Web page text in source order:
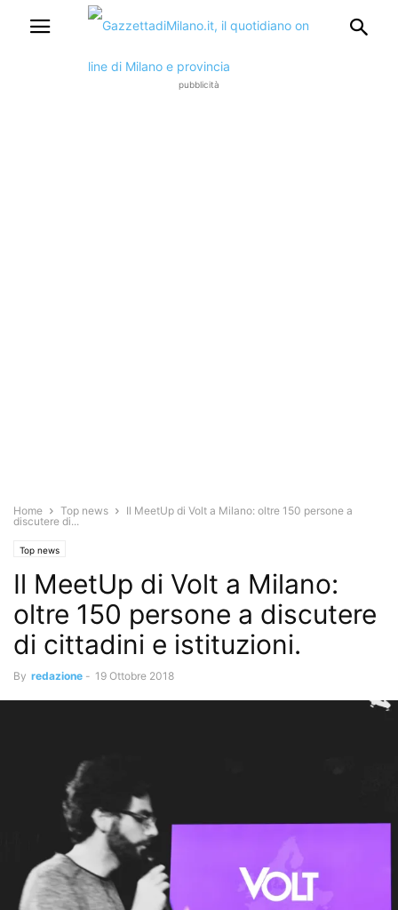
pubblicità
Home Top news
Il MeetUp di Volt a Milano: oltre 150 persone a
discutere di...
Top news
Il MeetUp di Volt a Milano:
oltre 150 persone a discutere
di cittadini e istituzioni.
By redazione - 19 Ottobre 2018